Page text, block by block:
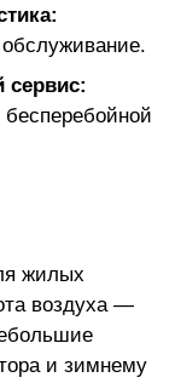
сервис:
жилых
воздуха —
и зимнему